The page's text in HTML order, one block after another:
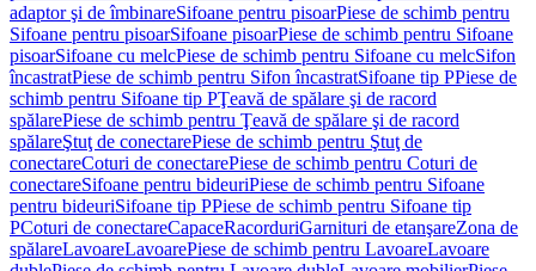
adaptor şi de îmbinareSifoane pentru pisoarPiese de schimb pentru
Sifoane pentru pisoarSifoane pisoarPiese de schimb pentru Sifoane
pisoarSifoane cu melcPiese de schimb pentru Sifoane cu melcSifon
încastratPiese de schimb pentru Sifon încastratSifoane tip PPiese de
schimb pentru Sifoane tip PŢeavă de spălare şi de racord
spălarePiese de schimb pentru Ţeavă de spălare şi de racord
spălareŞtuţ de conectarePiese de schimb pentru Ştuţ de
conectareCoturi de conectarePiese de schimb pentru Coturi de
conectareSifoane pentru bideuriPiese de schimb pentru Sifoane
pentru bideuriSifoane tip PPiese de schimb pentru Sifoane tip
PCoturi de conectareCapaceRacorduriGarnituri de etanşareZona de
spălareLavoareLavoarePiese de schimb pentru LavoareLavoare